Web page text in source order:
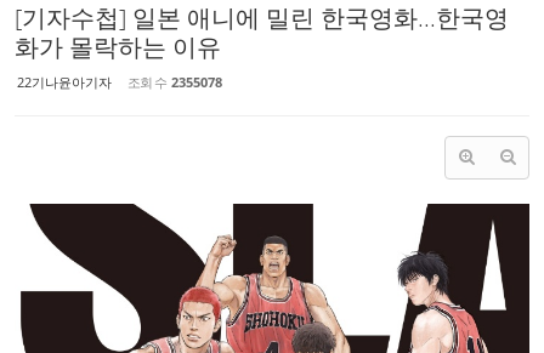
[기자수첩] 일본 애니에 밀린 한국영화...한국영
화가 몰락하는 이유
22기나윤아기자 조회 수 2355078